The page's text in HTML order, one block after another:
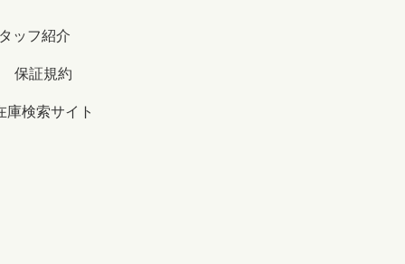
ッフ紹介
保証規約
庫検索サイト